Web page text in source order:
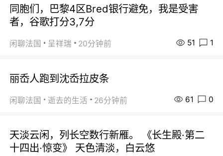
同胞们，巴黎4区Bred银行避免，我是受害
者，谷歌打分3,7分
闲聊法国 呈祥瑞 20分钟前 51 1
丽岙人跑到沈岙拉皮条
闲聊法国 逝去的生活 26分钟前 61 0
天淡云闲，列长空数行新雁。 《长生殿·第二
十四出·惊变》 天色清淡，白云悠